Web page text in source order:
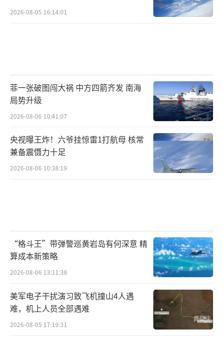
2026-08-05 16:14:01
菲一张破图闯大祸 中方四箭齐发 南海
局势升级
2026-08-06 10:41:07
央视曝王炸！六爷挂惊雷1打航母 核常
兼备震慑力十足
2026-08-06 10:38:19
“格斗王”带弹警巡黄岩岛有何深意 精
算成本新策略
2026-08-06 13:11:38
美军电子干扰演习致飞机撞山4人遇
难，机上人员全部遇难
2026-08-05 17:19:31